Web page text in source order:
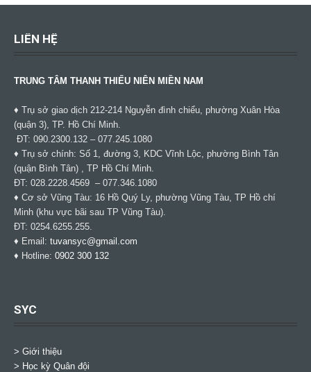
LIÊN HỆ
TRUNG TÂM THANH THIẾU NIÊN MIỀN NAM
♦ Trụ sở giao dịch 212-214 Nguyễn đình chiểu, phường Xuân Hòa
(quận 3), TP. Hồ Chí Minh.
ĐT: 090.2300.132 – 077.245.1080
♦ Trụ sở chính: Số 1, đường 3, KDC Vĩnh Lộc, phường Bình Tân
(quận Bình Tân) , TP Hồ Chí Minh.
ĐT: 028.2228.4569 – 077.346.1080
♦ Cơ sở Vũng Tàu: 16 Hồ Quý Ly, phường Vũng Tàu, TP Hồ chí
Minh (khu vực bãi sau TP Vũng Tàu).
ĐT: 0254.6255.255.
♦ Email: tuvansyc@gmail.com
♦ Hotline: 0902 300 132
SYC
> Giới thiệu
> Học kỳ Quân đội